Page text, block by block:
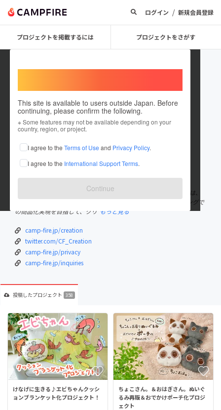
ログイン / 新規会員登録
プロジェクトを掲載するには プロジェクトをさがす
This site is available to users outside Japan. Before
continuing, please confirm the following.
※ Some features may not be available depending on your
country, region, or project.
I agree to the Terms of Use and Privacy Policy.
I agree to the International Support Terms.
Continue
CAMPFIRE Creation
これまでに358件のプロジェクトを投稿しています
在住国：日本 現在地：東京都
出身国：日本 出身地：未設定
「CAMPFIRE Creation（キャンプファイヤー クリエーション）」は、
株式会社CAMPFIREの商品企画チームです。 クラウドファンディングで
の商品化実現を目指して、クリ もっと見る
camp-fire.jp/creation
twitter.com/CF_Creation
camp-fire.jp/privacy
camp-fire.jp/inquiries
投稿したプロジェクト 358
けなげに生きる♪エビちゃんクッシ
ョンブランケット化プロジェクト！
ちょこさん。＆おはぎさん。ぬいぐ
るみ再販＆おでかけポーチ化プロジ
ェクト